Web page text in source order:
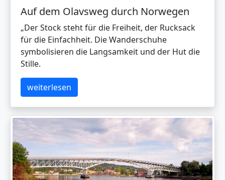
Auf dem Olavsweg durch Norwegen
„Der Stock steht für die Freiheit, der Rucksack
für die Einfachheit. Die Wanderschuhe
symbolisieren die Langsamkeit und der Hut die
Stille.
weiterlesen